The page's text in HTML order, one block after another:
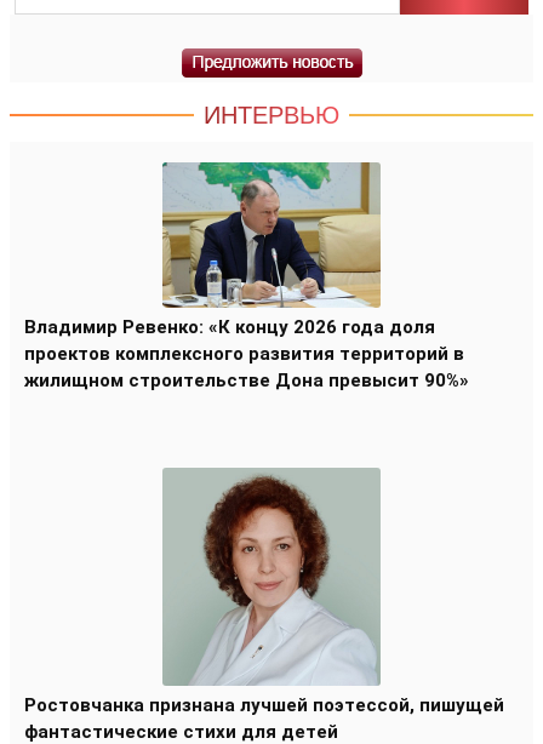
ИНТЕРВЬЮ
Владимир Ревенко: «К концу 2026 года доля
проектов комплексного развития территорий в
жилищном строительстве Дона превысит 90%»
Ростовчанка признана лучшей поэтессой, пишущей
фантастические стихи для детей